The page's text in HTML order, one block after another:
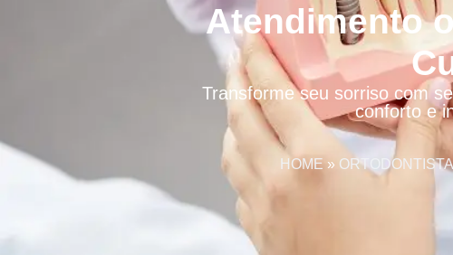
Atendimento
Transforme seu sorriso com
conforto e
HOME »